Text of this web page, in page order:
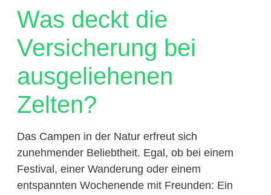
Was deckt die
Versicherung bei
ausgeliehenen
Zelten?
Das Campen in der Natur erfreut sich
zunehmender Beliebtheit. Egal, ob bei einem
Festival, einer Wanderung oder einem
entspannten Wochenende mit Freunden: Ein